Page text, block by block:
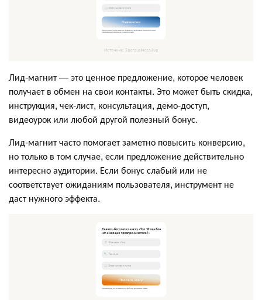
Лид-магнит — это ценное предложение, которое человек
получает в обмен на свои контакты. Это может быть скидка,
инструкция, чек-лист, консультация, демо-доступ,
видеоурок или любой другой полезный бонус.
Лид-магнит часто помогает заметно повысить конверсию,
но только в том случае, если предложение действительно
интересно аудитории. Если бонус слабый или не
соответствует ожиданиям пользователя, инструмент не
даст нужного эффекта.